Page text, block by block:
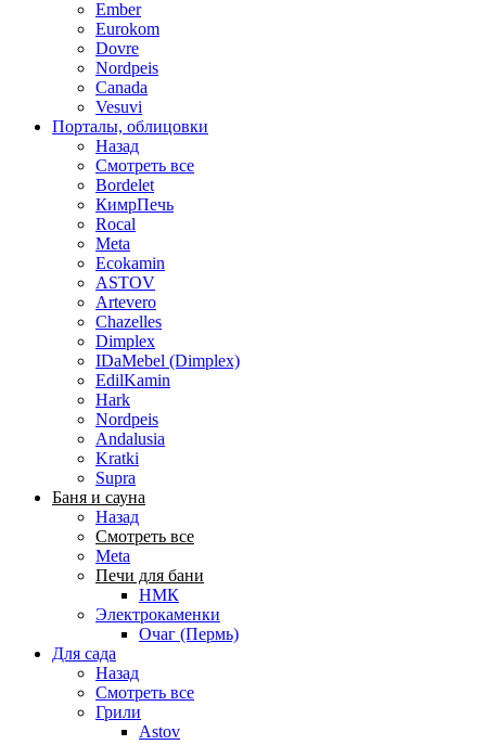
Ember
Eurokom
Dovre
Nordpeis
Canada
Vesuvi
Порталы, облицовки
Назад
Смотреть все
Bordelet
КимрПечь
Rocal
Meta
Ecokamin
ASTOV
Artevero
Chazelles
Dimplex
IDaMebel (Dimplex)
EdilKamin
Hark
Nordpeis
Andalusia
Kratki
Supra
Баня и сауна
Назад
Смотреть все
Meta
Печи для бани
НМК
Электрокаменки
Очаг (Пермь)
Для сада
Назад
Смотреть все
Грили
Astov